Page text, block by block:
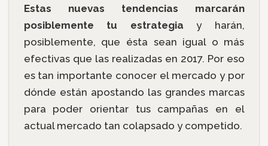
Estas nuevas tendencias marcarán
posiblemente tu estrategia y harán,
posiblemente, que ésta sean igual o más
efectivas que las realizadas en 2017. Por eso
es tan importante conocer el mercado y por
dónde están apostando las grandes marcas
para poder orientar tus campañas en el
actual mercado tan colapsado y competido.